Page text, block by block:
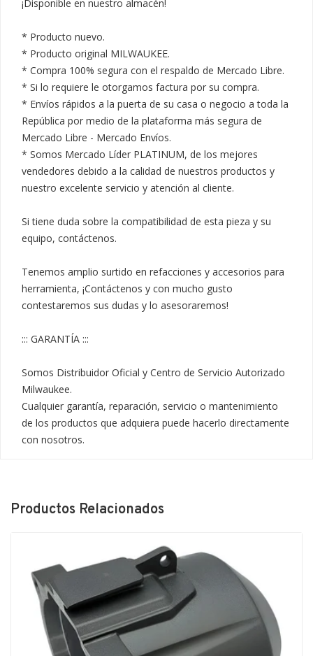
¡Disponible en nuestro almacén!
* Producto nuevo.
* Producto original MILWAUKEE.
* Compra 100% segura con el respaldo de Mercado Libre.
* Si lo requiere le otorgamos factura por su compra.
* Envíos rápidos a la puerta de su casa o negocio a toda la
República por medio de la plataforma más segura de
Mercado Libre - Mercado Envíos.
* Somos Mercado Líder PLATINUM, de los mejores
vendedores debido a la calidad de nuestros productos y
nuestro excelente servicio y atención al cliente.
Si tiene duda sobre la compatibilidad de esta pieza y su
equipo, contáctenos.
Tenemos amplio surtido en refacciones y accesorios para
herramienta, ¡Contáctenos y con mucho gusto
contestaremos sus dudas y lo asesoraremos!
::: GARANTÍA :::
Somos Distribuidor Oficial y Centro de Servicio Autorizado
Milwaukee.
Cualquier garantía, reparación, servicio o mantenimiento
de los productos que adquiera puede hacerlo directamente
con nosotros.
Productos Relacionados